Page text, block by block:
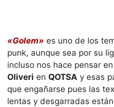
«Golem» es uno de los
punk, aunque sea por su
incluso nos hace pensar
Oliveri en QOTSA y esas
que engañarse pues las
lentas y desgarradas